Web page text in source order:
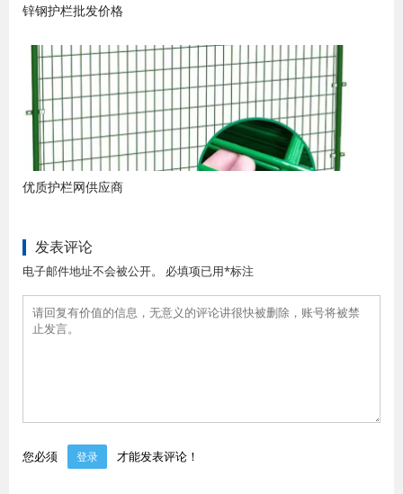
锌钢护栏批发价格
优质护栏网供应商
发表评论
电子邮件地址不会被公开。 必填项已用*标注
您必须 登录 才能发表评论！